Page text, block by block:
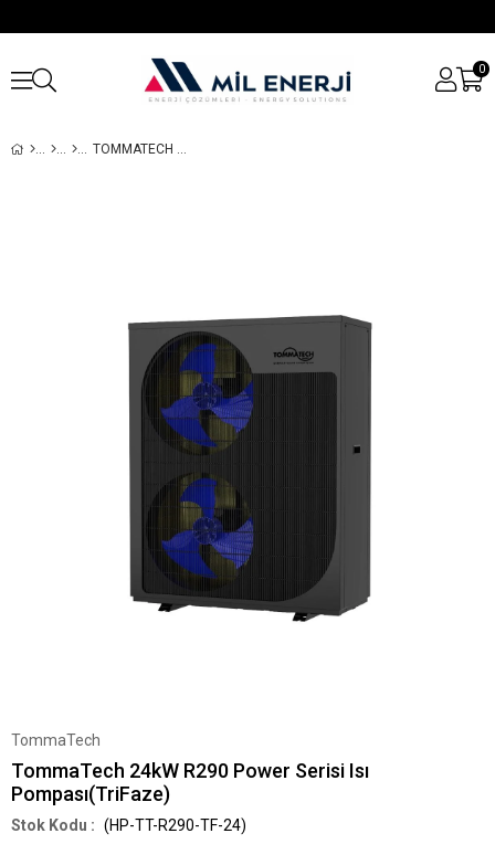
0
TOMMATECH 24KW R290 POWER SERISI ISI POMPASI(TRIFAZE)
TommaTech
TommaTech 24kW R290 Power Serisi Isı
Pompası(TriFaze)
(HP-TT-R290-TF-24)